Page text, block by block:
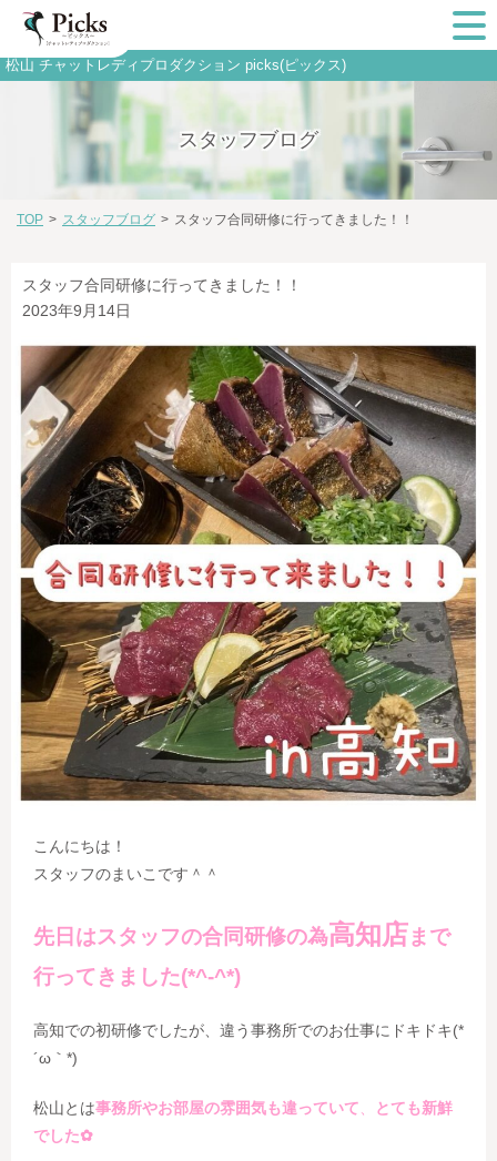
松山 チャットレディプロダクション picks(ピックス)
スタッフブログ
TOP > スタッフブログ > スタッフ合同研修に行ってきました！！
スタッフ合同研修に行ってきました！！
2023年9月14日
こんにちは！
スタッフのまいこです＾＾
先日はスタッフの合同研修の為高知店まで
行ってきました(*^-^*)
高知での初研修でしたが、違う事務所でのお仕事にドキドキ(*
´ω｀*)
松山とは事務所やお部屋の雰囲気も違っていて
とても新鮮
でした✿